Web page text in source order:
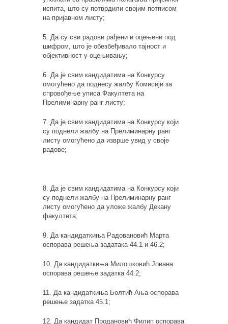
испита, што су потврдили својим потписом
на пријавном листу;
5. Да су сви радови рађени и оцењени под
шифром, што је обезбеђивало тајност и
објективност у оцењивању;
6. Да је свим кандидатима на Конкурсу
омогућено да поднесу жалбу Комисији за
спровођење уписа Факултета на
Прелиминарну ранг листу;
7. Да је свим кандидатима на Конкурсу који
су поднели жалбу на Прелиминарну ранг
листу омогућено да изврше увид у своје
радове;
8. Да је свим кандидатима на Конкурсу који
су поднели жалбу на Прелиминарну ранг
листу омогућено да уложе жалбу Декану
факултета;
9. Да кандидаткиња Радовановић Марта
оспорава решења задатака 44.1 и 46.2;
10. Да кандидаткиња Милошковић Јована
оспорава решење задатка 44.2;
11. Да кандидаткиња Болтић Ања оспорава
решење задатка 45.1;
12. Да кандидат Продановић Филип оспорава